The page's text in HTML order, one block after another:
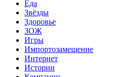
Еда
Звёзды
Здоровье
ЗОЖ
Игры
Импортозамещение
Интернет
Истории